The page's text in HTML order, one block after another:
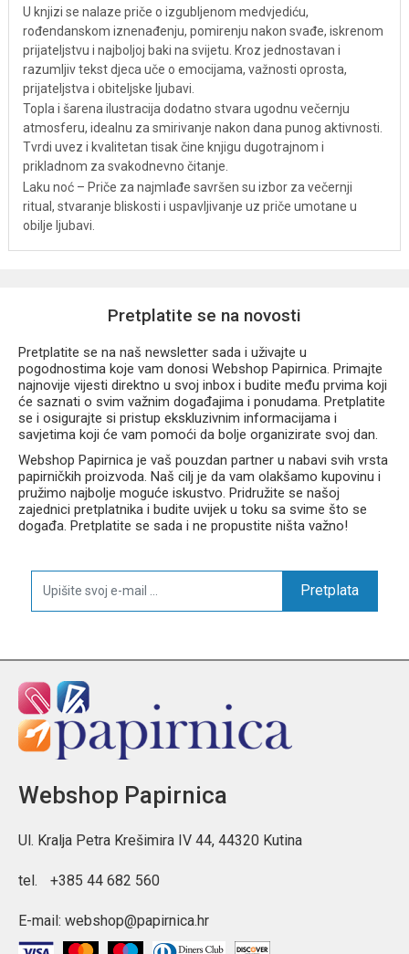
U knjizi se nalaze priče o izgubljenom medvjediću,
rođendanskom iznenađenju, pomirenju nakon svađe, iskrenom
prijateljstvu i najboljoj baki na svijetu. Kroz jednostavan i
razumljiv tekst djeca uče o emocijama, važnosti oprosta,
prijateljstva i obiteljske ljubavi.
Topla i šarena ilustracija dodatno stvara ugodnu večernju
atmosferu, idealnu za smirivanje nakon dana punog aktivnosti.
Tvrdi uvez i kvalitetan tisak čine knjigu dugotrajnom i
prikladnom za svakodnevno čitanje.
Laku noć – Priče za najmlađe savršen su izbor za večernji
ritual, stvaranje bliskosti i uspavljivanje uz priče umotane u
obilje ljubavi.
Pretplatite se na novosti
Pretplatite se na naš newsletter sada i uživajte u
pogodnostima koje vam donosi Webshop Papirnica. Primajte
najnovije vijesti direktno u svoj inbox i budite među prvima koji
će saznati o svim važnim događajima i ponudama. Pretplatite
se i osigurajte si pristup ekskluzivnim informacijama i
savjetima koji će vam pomoći da bolje organizirate svoj dan.
Webshop Papirnica je vaš pouzdan partner u nabavi svih vrsta
papirničkih proizvoda. Naš cilj je da vam olakšamo kupovinu i
pružimo najbolje moguće iskustvo. Pridružite se našoj
zajednici pretplatnika i budite uvijek u toku sa svime što se
događa. Pretplatite se sada i ne propustite ništa važno!
Pretplata
Webshop Papirnica
Ul. Kralja Petra Krešimira IV 44, 44320 Kutina
tel. +385 44 682 560
E-mail: webshop@papirnica.hr